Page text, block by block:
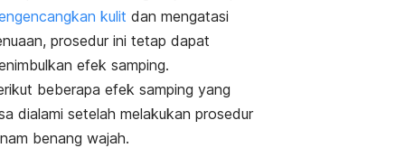
kulit dan mengatasi
prosedur ini tetap dapat
efek samping.
beberapa efek samping yang
dialami setelah melakukan prosedur
benang wajah.